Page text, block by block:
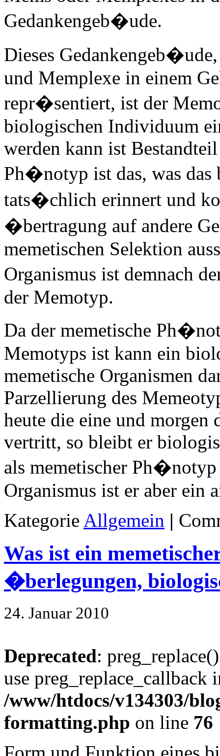
Gedankengeb�ude.
Dieses
und Memplexe in einem
repr�sentiert, ist der
biologischen Individuum
werden kann ist
Ph�notyp ist das, was
tats�chlich erinnert und
�bertragung auf andere
memetischen Selektion
Organismus ist demnach
der Memotyp.
Da der memetische
Memotyps ist kann ein
memetische Organismen
Parzellierung des
heute die eine und morgen
vertritt, so bleibt er
als memetischer
Organismus ist er aber ein
Kategorie Allgemein |
Was ist ein
�berlegungen,
24. Januar 2010
Deprecated:
use preg_replace_callback
/www/htdocs/v134303/
formatting.php on line 76